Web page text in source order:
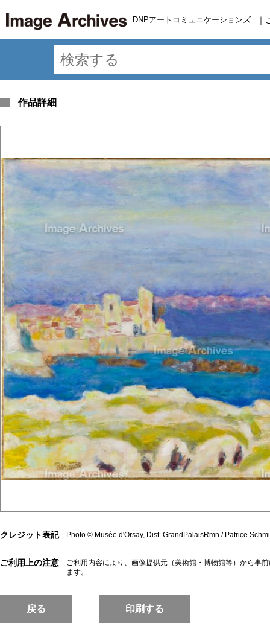
DNPアートコミュニケーションズ ｜
作品詳細
クレジット表記 Photo © Musée d'Orsay, Dist. GrandPalaisRmn / Patrice
ご利用上の注意
ご利用内容により、画像提供元（美術館・博物館等）から事
ます。
戻る 印刷する